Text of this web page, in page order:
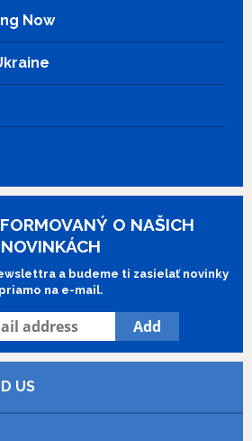
Now
O NAŠICH
NOVINKÁCH
a budeme ti zasielať novinky
priamo na e-mail.
US